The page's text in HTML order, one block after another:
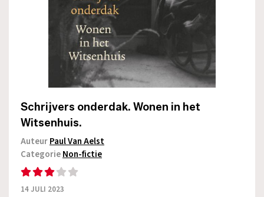
Schrijvers onderdak. Wonen in het
Witsenhuis.
AuteurPaul Van Aelst
CategorieNon-fictie
14 JULI 2023